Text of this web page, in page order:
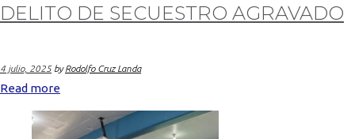
DELITO DE SECUESTRO AGRAVADO
4 julio, 2025 byRodolfo Cruz Landa
Read more